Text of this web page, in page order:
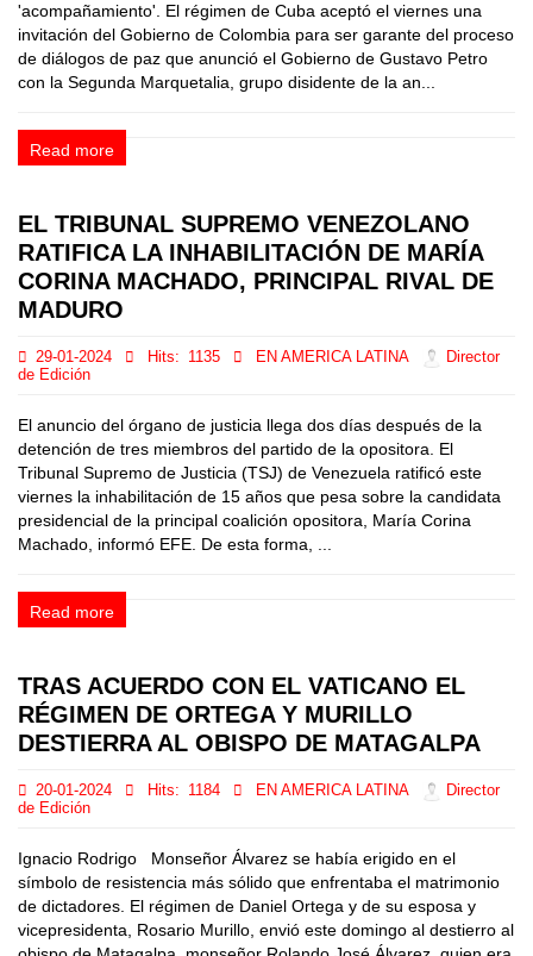
'acompañamiento'. El régimen de Cuba aceptó el viernes una
invitación del Gobierno de Colombia para ser garante del proceso
de diálogos de paz que anunció el Gobierno de Gustavo Petro
con la Segunda Marquetalia, grupo disidente de la an...
Read more
EL TRIBUNAL SUPREMO VENEZOLANO
RATIFICA LA INHABILITACIÓN DE MARÍA
CORINA MACHADO, PRINCIPAL RIVAL DE
MADURO
29-01-2024 Hits: 1135 EN AMERICA LATINA
Director
de Edición
El anuncio del órgano de justicia llega dos días después de la
detención de tres miembros del partido de la opositora. El
Tribunal Supremo de Justicia (TSJ) de Venezuela ratificó este
viernes la inhabilitación de 15 años que pesa sobre la candidata
presidencial de la principal coalición opositora, María Corina
Machado, informó EFE. De esta forma, ...
Read more
TRAS ACUERDO CON EL VATICANO EL
RÉGIMEN DE ORTEGA Y MURILLO
DESTIERRA AL OBISPO DE MATAGALPA
20-01-2024 Hits: 1184 EN AMERICA LATINA
Director
de Edición
Ignacio Rodrigo Monseñor Álvarez se había erigido en el
símbolo de resistencia más sólido que enfrentaba el matrimonio
de dictadores. El régimen de Daniel Ortega y de su esposa y
vicepresidenta, Rosario Murillo, envió este domingo al destierro al